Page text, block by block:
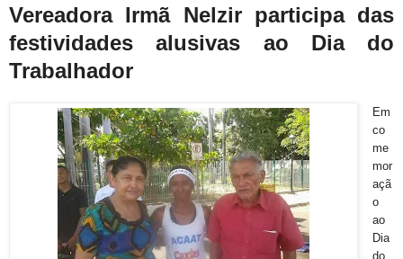
Vereadora Irmã Nelzir participa das
festividades alusivas ao Dia do
Trabalhador
Em
co
me
mor
açã
o
ao
Dia
do